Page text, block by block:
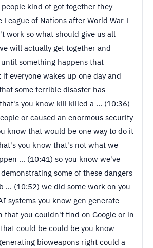
kind of got together they
League of Nations after World War I
work so what should give us all
will actually get together and
something happens that
everyone wakes up one day and
some terrible disaster has
you know kill killed a ... (10:36)
or caused an enormous security
know that would be one way to do it
you know that's not what we
... (10:41) so you know we've
some of these dangers
... (10:52) we did some work on you
systems you know gen generate
that you couldn't find on Google or in
could be could be you know
bioweapons right could a